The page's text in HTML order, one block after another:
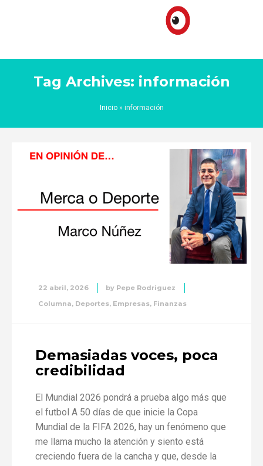
Tag Archives: información
Inicio» información
22 abril, 2026 by Pepe Rodriguez
Columna, Deportes, Empresas, Finanzas
Demasiadas voces, poca
credibilidad
El Mundial 2026 pondrá a prueba algo más que
el futbol A 50 días de que inicie la Copa
Mundial de la FIFA 2026, hay un fenómeno que
me llama mucho la atención y siento está
creciendo fuera de la cancha y que, desde la